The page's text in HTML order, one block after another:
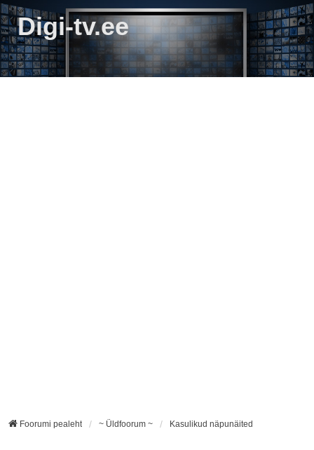
Digi-tv.ee
Foorumi pealeht ~ Üldfoorum ~ Kasulikud näpunäited